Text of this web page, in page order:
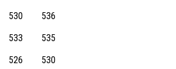
530
536
533
535
526 530